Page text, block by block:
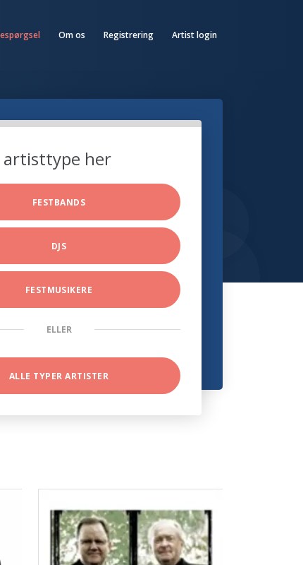
Om os Registrering Artist login
her
FESTBANDS
DJS
FESTMUSIKERE
ELLER
ALLE TYPER ARTISTER